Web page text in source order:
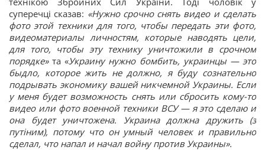
суперечці сказав: «Нужно срочно снять видео и сделать
фото этой техники для того, чтобы передать эти фото,
видеоматериалы личностям, которые наводять цели,
для того, чтобы эту технику уничтожили в срочном
порядке»та «Украину нужно бомбить, украинцы — это
быдло, которое жить не должно, я буду сознательно
подрывать экономику вашей никчемной Украины. Если
у меня будет возможность снять или сбросить кому-то
видео или фото военной техники ВСУ — я это сделаю и
она будет уничтожена. Украина должна дружить (з
путіним), потому что он умный человек и правильно
сделал, что напал и начал войну против Украины».